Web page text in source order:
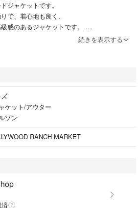
ジャケットです。
で、着心地も良く、
感のあるジャケットです。
非この機会にご検討下さいませ。
）
まで）
目から裾まで）
続きを表示する
ケット/アウター
ゾン
RANCH MARKET